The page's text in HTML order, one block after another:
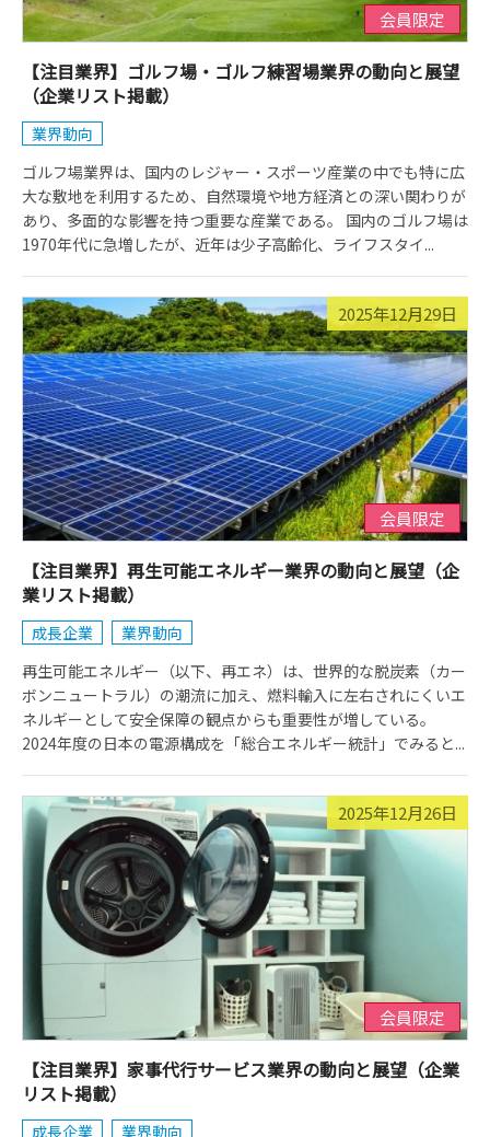
会員限定
【注目業界】ゴルフ場・ゴルフ練習場業界の動向と展望
（企業リスト掲載）
業界動向
ゴルフ場業界は、国内のレジャー・スポーツ産業の中でも特に広
大な敷地を利用するため、自然環境や地方経済との深い関わりが
あり、多面的な影響を持つ重要な産業である。 国内のゴルフ場は
1970年代に急増したが、近年は少子高齢化、ライフスタイ...
2025年12月29日
会員限定
【注目業界】再生可能エネルギー業界の動向と展望（企
業リスト掲載）
成長企業
業界動向
再生可能エネルギー（以下、再エネ）は、世界的な脱炭素（カー
ボンニュートラル）の潮流に加え、燃料輸入に左右されにくいエ
ネルギーとして安全保障の観点からも重要性が増している。
2024年度の日本の電源構成を「総合エネルギー統計」でみると...
2025年12月26日
会員限定
【注目業界】家事代行サービス業界の動向と展望（企業
リスト掲載）
成長企業
業界動向